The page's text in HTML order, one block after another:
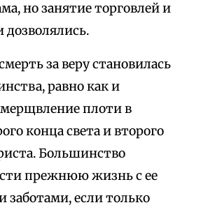
но занятие торговлей и
дозволялись.
за веру становилась
равно как и
плоти в
конца света и второго
Большинство
прежнюю жизнь с ее
заботами, если только